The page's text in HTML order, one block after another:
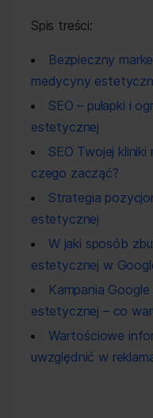
Spis treści:
Bezpieczny
medycyny
SEO – pułapki i
estetycznej
SEO Twojej
czego zacząć?
Strategia
estetycznej
W jaki sposób
estetycznej w
Kampania
estetycznej – co
Wartościowe
uwzględnić w